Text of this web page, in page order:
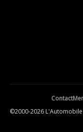
Contact
©2000-2026